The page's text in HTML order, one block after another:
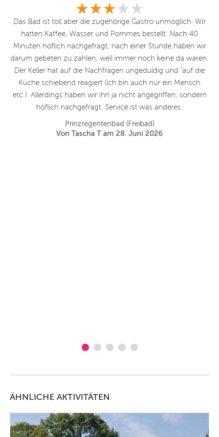
Das Bad ist toll aber die zugehörige Gastro unmöglich. Wir
hatten Kaffee, Wasser und Pommes bestellt. Nach 40
Minuten höflich nachgefragt, nach einer Stunde haben wir
darum gebeten zu zahlen, weil immer noch keine da waren.
Der Keller hat auf die Nachfragen ungeduldig und "auf die
Küche schiebend reagiert (ich bin auch nur ein Mensch
etc.). Allerdings haben wir ihn ja nicht angegriffen, sondern
höflich nachgefragt. Service ist was anderes.
Prinzregentenbad (Freibad)
Von Tascha T am 28. Juni 2026
ÄHNLICHE AKTIVITÄTEN